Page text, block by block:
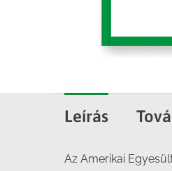
Leírás
Az Amerikai